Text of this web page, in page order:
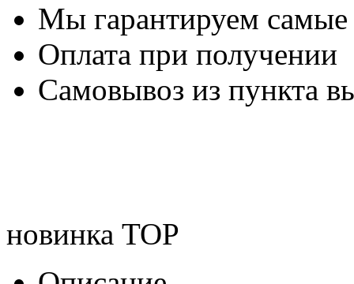
Мы гарантируем
Оплата при получении
Самовывоз из пункта
новинка TOP